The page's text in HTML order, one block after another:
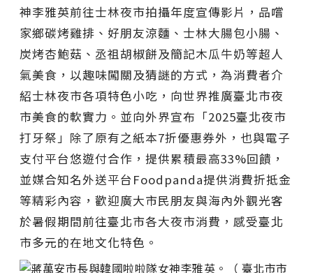
神李雅英前往士林夜市拍攝年度宣傳影片，品嚐
家鄉碳烤雞排、好朋友涼麵、士林大腸包小腸、
炭烤杏鮑菇、丞祖胡椒餅及簡記木瓜牛奶等超人
氣美食，以趣味闖關及猜謎的方式，為消費者介
紹士林夜市各項特色小吃，向世界推廣臺北市夜
市美食的軟實力。並向外界宣布「2025臺北夜市
打牙祭」除了原有之紙本7折優惠券外，也與電子
支付平台悠遊付合作，提供累積最高33%回饋，
並媒合知名外送平台Foodpanda提供消費折抵金
等精彩內容，歡迎廣大市民朋友與海內外觀光客
於暑假期間前往臺北市各大夜市消費，感受臺北
市多元的在地文化特色。